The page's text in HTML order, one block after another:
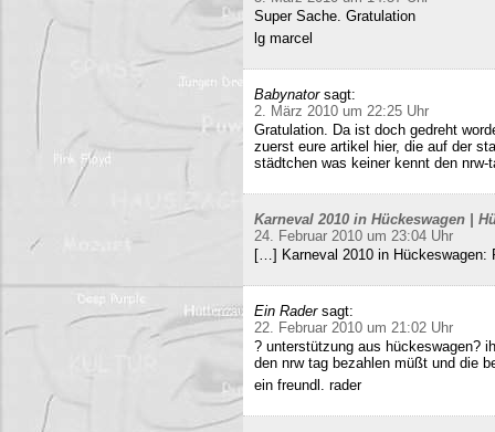
Super Sache. Gratulation
lg marcel
Babynator sagt:
2. März 2010 um 22:25 Uhr
Gratulation. Da ist doch gedreht
zuerst eure artikel hier, die auf der
städtchen was keiner kennt den nrw-
Karneval 2010 in Hückeswagen |
24. Februar 2010 um 23:04 Uhr
[…] Karneval 2010 in Hückeswagen:
Ein Rader sagt:
22. Februar 2010 um 21:02 Uhr
? unterstützung aus hückeswagen?
den nrw tag bezahlen müßt und die
ein freundl. rader